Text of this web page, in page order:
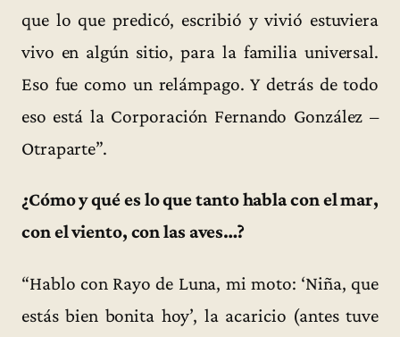
que lo que predicó, escribió y vivió estuviera
vivo en algún sitio, para la familia universal.
Eso fue como un relámpago. Y detrás de todo
eso está la Corporación Fernando González –
Otraparte”.
¿Cómo y qué es lo que tanto habla con el mar,
con el viento, con las aves…?
“Hablo con Rayo de Luna, mi moto: ‘Niña, que
estás bien bonita hoy’, la acaricio (antes tuve